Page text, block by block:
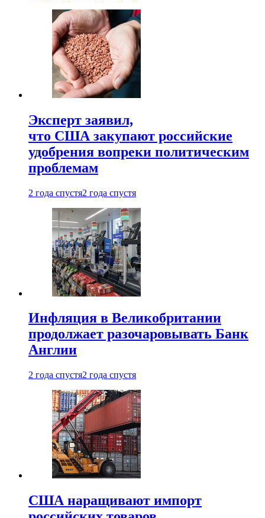
Эксперт заявил,
что США закупают российские
удобрения вопреки политическим
проблемам
2 года спустя2 года спустя
Инфляция в Великобритании
продолжает разочаровывать Банк
Англии
2 года спустя2 года спустя
США наращивают импорт